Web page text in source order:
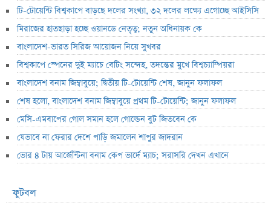
টি-টোয়েন্টি বিশ্বকাপে বাড়ছে দলের সংখ্যা, ৩২ দলের লক্ষ্যে এগোচ্ছে আইসিসি
মিরাজের হাতছাড়া হচ্ছে ওয়ানডে নেতৃত্ব; নতুন অধিনায়ক কে
বাংলাদেশ-ভারত সিরিজ আয়োজন নিয়ে সুখবর
বিশ্বকাপে স্পেনের দুই ম্যাচে বেটিং সন্দেহ, তদন্তের মুখে বিশ্বচ্যাম্পিয়রা
বাংলাদেশ বনাম জিম্বাবুয়ে; দ্বিতীয় টি-টোয়েন্টি শেষ, জানুন ফলাফল
শেষ হলো, বাংলাদেশ বনাম জিম্বাবুয়ে প্রথম টি-টোয়েন্টি; জানুন ফলাফল
মেসি-এমবাপের গোল সমান হলে গোল্ডেন বুট জিতবেন কে
যেভাবে না ফেরার দেশে পাড়ি জমালেন শাপুর জাদরান
ভোর ৪ টায় আর্জেন্টিনা বনাম কেপ ভার্দে ম্যাচ; সরাসরি দেখন এখানে
ফুটবল